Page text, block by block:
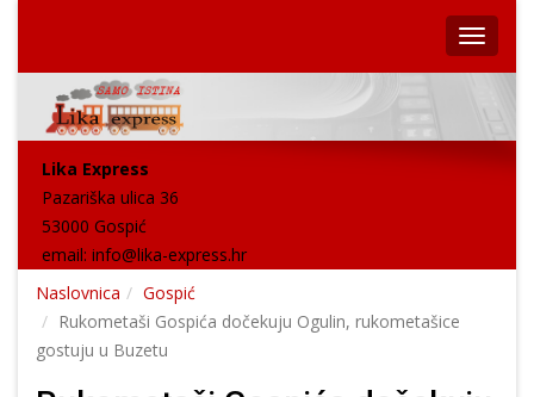
Lika Express
Pazariška ulica 36
53000 Gospić
email: info@lika-express.hr
Naslovnica
Gospić
Rukometaši Gospića dočekuju Ogulin, rukometašice
gostuju u Buzetu